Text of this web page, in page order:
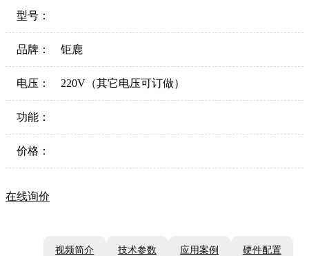
型号：
品牌： 钜鹿
电压： 220V（其它电压可订做）
功能：
价格：
在线询价
视频简介 技术参数 应用案例 硬件配置